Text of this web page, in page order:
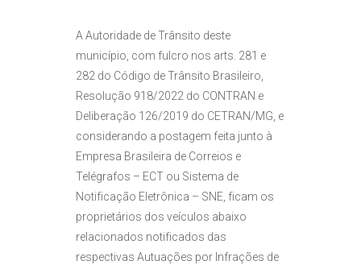
A Autoridade de Trânsito deste
município, com fulcro nos arts. 281 e
282 do Código de Trânsito Brasileiro,
Resolução 918/2022 do CONTRAN e
Deliberação 126/2019 do CETRAN/MG, e
considerando a postagem feita junto à
Empresa Brasileira de Correios e
Telégrafos – ECT ou Sistema de
Notificação Eletrônica – SNE, ficam os
proprietários dos veículos abaixo
relacionados notificados das
respectivas Autuações por Infrações de